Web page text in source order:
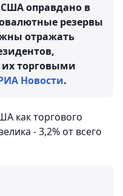
оправдано в
резервы
отражать
их торговыми
Новости.
как торгового
- 3,2% от всего